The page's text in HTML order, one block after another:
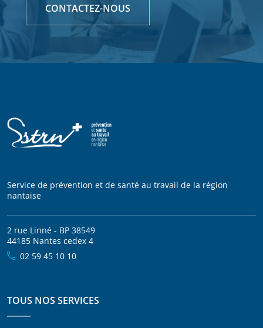
CONTACTEZ-NOUS
Service de prévention et de santé au travail de la région
nantaise
2 rue Linné - BP 38549
44185 Nantes cedex 4
02 59 45 10 10
TOUS NOS SERVICES